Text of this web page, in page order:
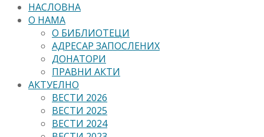
НАСЛОВНА
О НАМА
О БИБЛИОТЕЦИ
АДРЕСАР ЗАПОСЛЕНИХ
ДОНАТОРИ
ПРАВНИ АКТИ
АКТУЕЛНО
ВЕСТИ 2026
ВЕСТИ 2025
ВЕСТИ 2024